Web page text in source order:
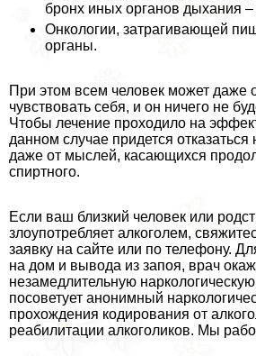
бронх иных органов дыхания –
Онкологии, затрагивающей
органы.
При этом всем человек может даже
чувствовать себя, и он ничего не
Чтобы лечение проходило на
данном случае придется отказаться
даже от мыслей, касающихся
спиртного.
Если ваш близкий человек или
злоупотрeбляет алкоголем,
заявку на сайте или по телефону.
на дом и вывода из запоя, врач
незамедлительную
посоветует анонимный
прохождения кодирования от
реабилитации алкоголиков. Мы